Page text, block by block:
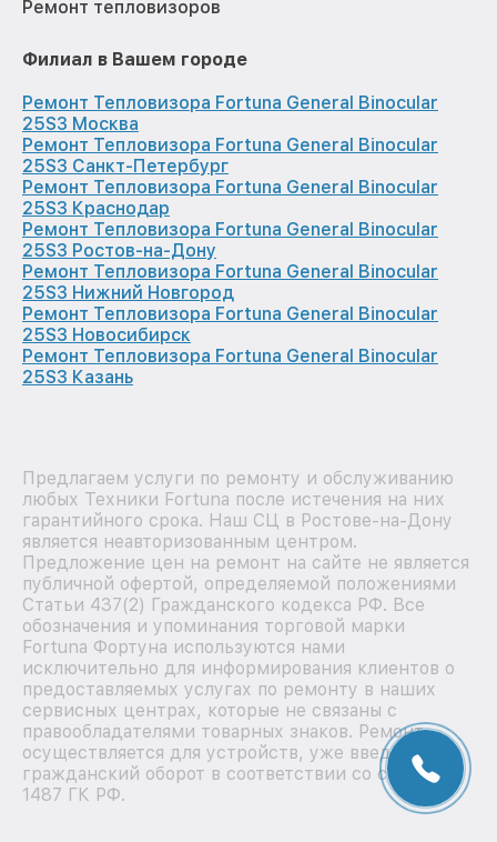
Ремонт тепловизоров
Филиал в Вашем городе
Ремонт Тепловизора Fortuna General Binocular
25S3 Москва
Ремонт Тепловизора Fortuna General Binocular
25S3 Санкт-Петербург
Ремонт Тепловизора Fortuna General Binocular
25S3 Краснодар
Ремонт Тепловизора Fortuna General Binocular
25S3 Ростов-на-Дону
Ремонт Тепловизора Fortuna General Binocular
25S3 Нижний Новгород
Ремонт Тепловизора Fortuna General Binocular
25S3 Новосибирск
Ремонт Тепловизора Fortuna General Binocular
25S3 Казань
Предлагаем услуги по ремонту и обслуживанию
любых Техники Fortuna после истечения на них
гарантийного срока. Наш СЦ в Ростове-на-Дону
является неавторизованным центром.
Предложение цен на ремонт на сайте не является
публичной офертой, определяемой положениями
Статьи 437(2) Гражданского кодекса РФ. Все
обозначения и упоминания торговой марки
Fortuna Фортуна используются нами
исключительно для информирования клиентов о
предоставляемых услугах по ремонту в наших
сервисных центрах, которые не связаны с
правообладателями товарных знаков. Ремонт
осуществляется для устройств, уже введенных в
гражданский оборот в соответствии со статьей
1487 ГК РФ.